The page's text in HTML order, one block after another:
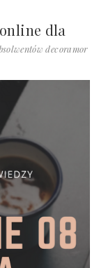
dla
decoramor